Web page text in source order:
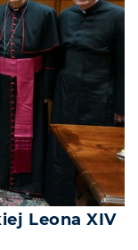
Leona XIV